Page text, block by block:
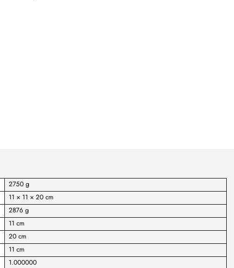
2750 g
11 × 11 × 20 cm
2876 g
11 cm
20 cm
11 cm
1.000000